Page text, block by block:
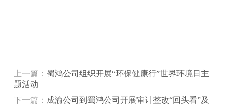
上一篇：蜀鸿公司组织开展“环保健康行”世界环境日主
题活动
下一篇： 成渝公司到蜀鸿公司开展审计整改“回头看”及